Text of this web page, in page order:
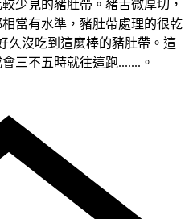
少見的豬肚帶。豬舌微厚切，
當有水準，豬肚帶處理的很乾
久沒吃到這麼棒的豬肚帶。這
三不五時就往這跑.......。